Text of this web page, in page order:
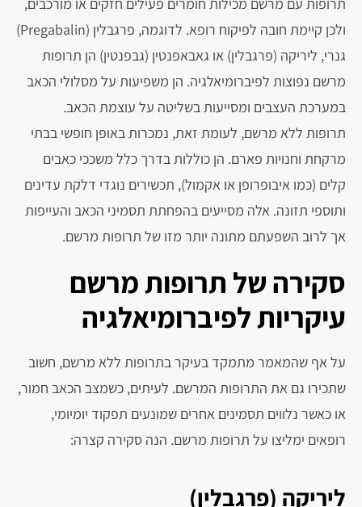
ולכן קיימת חובה לפיקוח רופא. לדוגמה, פרגבלין (Pregabalin)
גנרי, ליריקה (פרגבלין) או גאבאפנטין (גבפנטין) הן תרופות
מרשם נפוצות לפיברומיאלגיה. הן משפיעות על מסלולי הכאב
במערכת העצבים ומסייעות בשליטה על עוצמת הכאב.
תרופות ללא מרשם, לעומת זאת, נמכרות באופן חופשי בבתי
מרקחת וחנויות פארם. הן כוללות בדרך כלל משככי כאבים
קלים (כמו איבופרופן או אקמול), תכשירים נוגדי דלקת עדינים
ותוספי תזונה. אלה מסייעים בהפחתת תסמיני הכאב והעייפות
אך לרוב השפעתם מתונה יותר מזו של תרופות מרשם.
סקירה של תרופות מרשם
עיקריות לפיברומיאלגיה
על אף שהמאמר מתמקד בעיקר בתרופות ללא מרשם, חשוב
שתכירו גם את התרופות המרשם. לעיתים, כשמצב הכאב חמור,
או כאשר נלווים תסמינים אחרים שמונעים תפקוד יומיומי,
רופאים ימליצו על תרופות מרשם. הנה סקירה קצרה:
ליריקה (פרגבלין)